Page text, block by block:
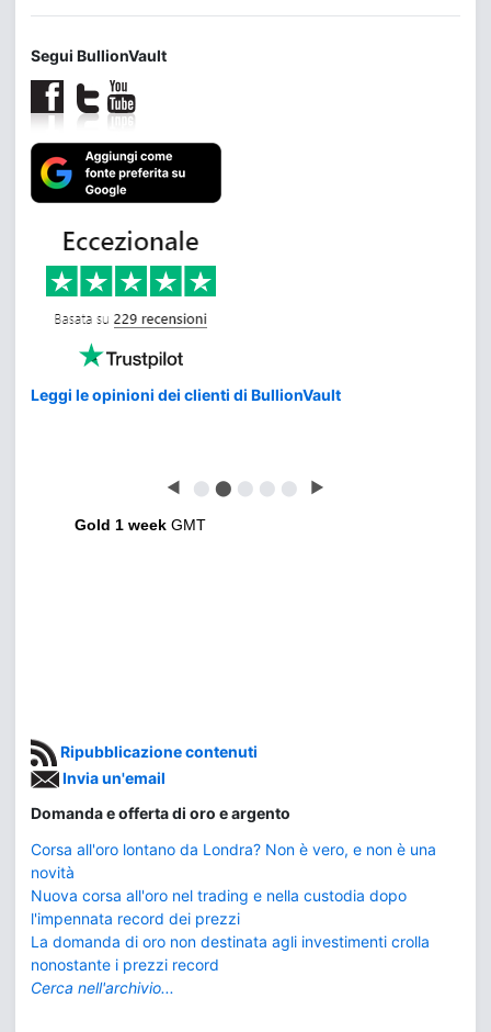
Segui BullionVault
Leggi le opinioni dei clienti di BullionVault
◀ ⬤ ⬤ ⬤ ⬤ ⬤ ▶
Gold 1 week GMT
Ripubblicazione contenuti
Invia un'email
Domanda e offerta di oro e argento
Corsa all'oro lontano da Londra? Non è vero, e non è una
novità
Nuova corsa all'oro nel trading e nella custodia dopo
l'impennata record dei prezzi
La domanda di oro non destinata agli investimenti crolla
nonostante i prezzi record
Cerca nell'archivio...